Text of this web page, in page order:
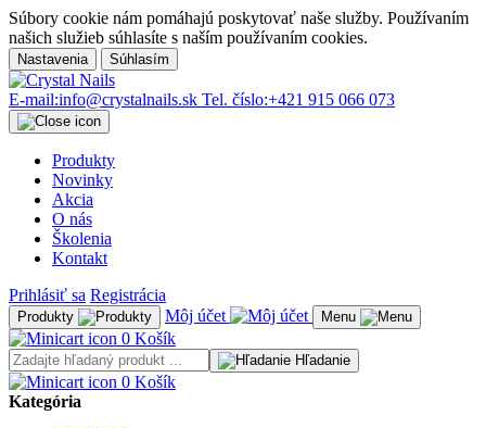
Súbory cookie nám pomáhajú poskytovať naše služby. Používaním
našich služieb súhlasíte s naším používaním cookies.
Nastavenia Súhlasím
E-mail:info@crystalnails.sk Tel. číslo:+421 915 066 073
Produkty
Novinky
Akcia
O nás
Školenia
Kontakt
Prihlásiť sa Registrácia
Produkty Môj účet Menu
0 Košík
Hľadanie
0 Košík
Kategória